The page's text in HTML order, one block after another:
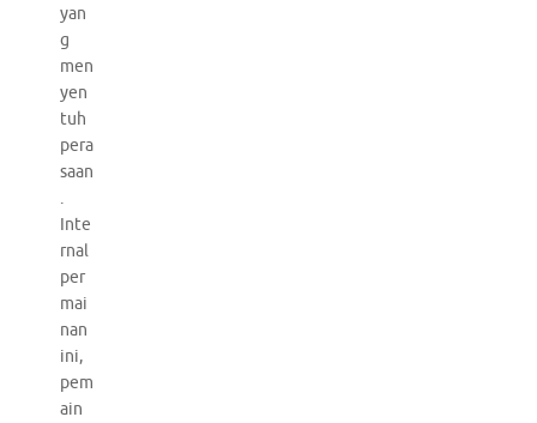
yan
g
men
yen
tuh
pera
saan
.
Inte
rnal
per
mai
nan
ini,
pem
ain